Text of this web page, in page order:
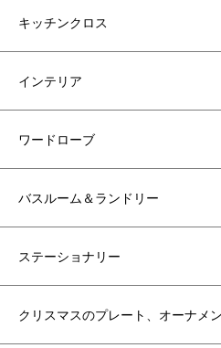
キッチンクロス
インテリア
ワードローブ
バスルーム＆ランドリー
ステーショナリー
クリスマスのプレート、オーナメ